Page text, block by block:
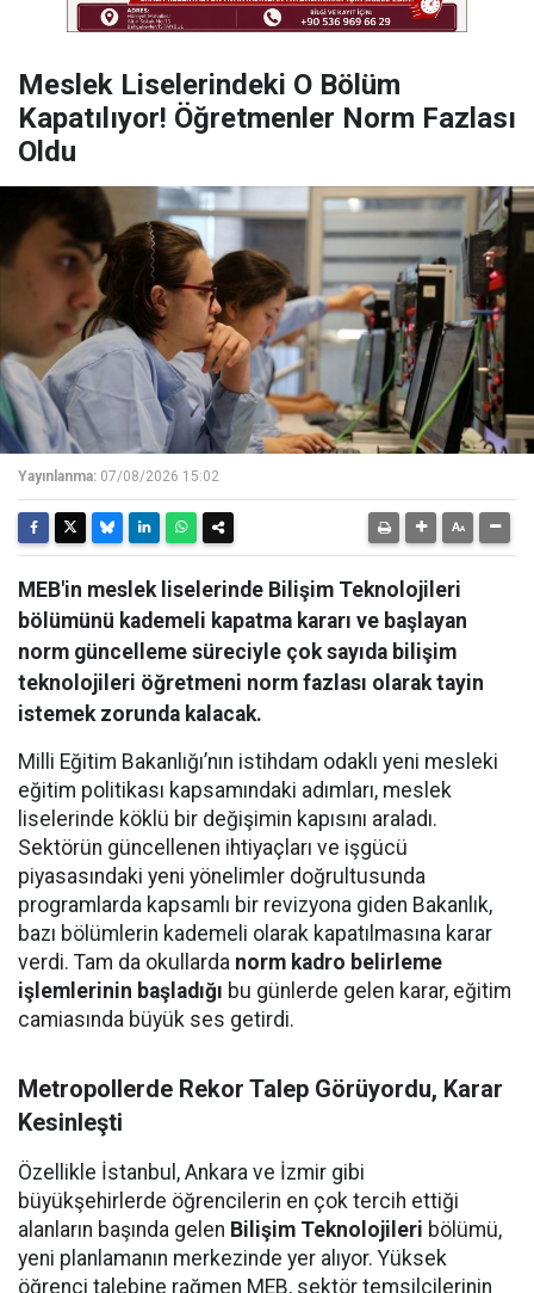
Meslek Liselerindeki O Bölüm
Kapatılıyor! Öğretmenler Norm Fazlası
Oldu
Yayınlanma: 07/08/2026 15:02
MEB'in meslek liselerinde Bilişim Teknolojileri
bölümünü kademeli kapatma kararı ve başlayan
norm güncelleme süreciyle çok sayıda bilişim
teknolojileri öğretmeni norm fazlası olarak tayin
istemek zorunda kalacak.
Milli Eğitim Bakanlığı’nın istihdam odaklı yeni mesleki
eğitim politikası kapsamındaki adımları, meslek
liselerinde köklü bir değişimin kapısını araladı.
Sektörün güncellenen ihtiyaçları ve işgücü
piyasasındaki yeni yönelimler doğrultusunda
programlarda kapsamlı bir revizyona giden Bakanlık,
bazı bölümlerin kademeli olarak kapatılmasına karar
verdi. Tam da okullarda norm kadro belirleme
işlemlerinin başladığı bu günlerde gelen karar, eğitim
camiasında büyük ses getirdi.
Metropollerde Rekor Talep Görüyordu, Karar
Kesinleşti
Özellikle İstanbul, Ankara ve İzmir gibi
büyükşehirlerde öğrencilerin en çok tercih ettiği
alanların başında gelen Bilişim Teknolojileri bölümü,
yeni planlamanın merkezinde yer alıyor. Yüksek
öğrenci talebine rağmen MEB, sektör temsilcilerinin